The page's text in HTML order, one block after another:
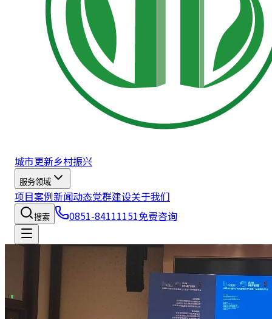
城市更新乡村振兴
服务领域
项目案例新闻动态党群建设关于我们
搜索 0851-84111151免费咨询